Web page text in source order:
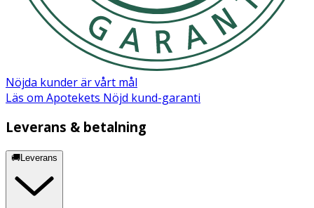
Nöjda kunder är vårt mål
Läs om Apotekets Nöjd kund-garanti
Leverans & betalning
🚚Leverans